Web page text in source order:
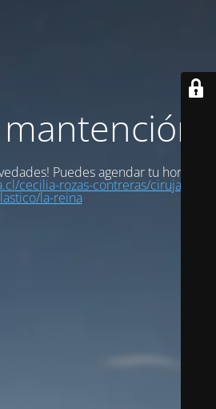
Puedes agendar tu hora en:
cecilia-rozas-contreras/cirujano-
la-reina